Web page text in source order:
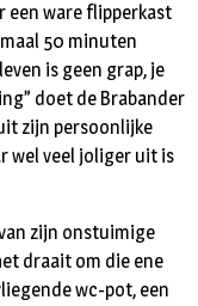
een ware flipperkast
50 minuten
is geen grap, je
doet de Brabander
zijn persoonlijke
wel veel joliger uit is
zijn onstuimige
draait om die ene
wc-pot, een